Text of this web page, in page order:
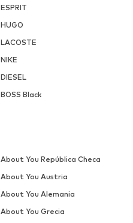
ESPRIT
HUGO
LACOSTE
NIKE
DIESEL
BOSS Black
About You República Checa
About You Austria
About You Alemania
About You Grecia